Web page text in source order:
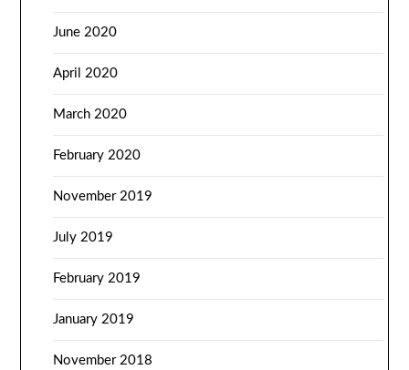
June 2020
April 2020
March 2020
February 2020
November 2019
July 2019
February 2019
January 2019
November 2018